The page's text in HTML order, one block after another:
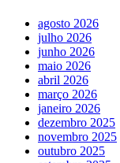
agosto 2026
julho 2026
junho 2026
maio 2026
abril 2026
março 2026
janeiro 2026
dezembro 2025
novembro 2025
outubro 2025